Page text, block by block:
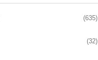
(635)
(32)